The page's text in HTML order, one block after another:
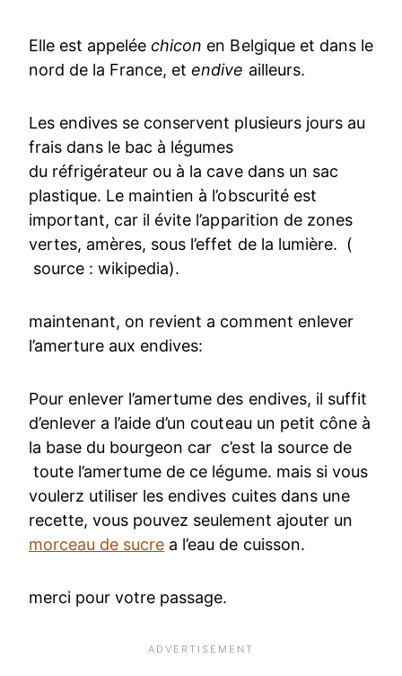
Elle est appeléechicon en Belgique et dans le
nord de la France, etendive ailleurs.
Les endives se conservent plusieurs jours au
frais dans le bac à légumes
du réfrigérateur ou à la cave dans un sac
plastique. Le maintien à l’obscurité est
important, car il évite l’apparition de zones
vertes, amères, sous l’effet de la lumière. (
source : wikipedia).
maintenant, on revient a comment enlever
l’amerture aux endives:
Pour enlever l’amertume des endives, il suffit
d’enlever a l’aide d’un couteau un petit cône à
la base du bourgeon car c’est la source de
toute l’amertume de ce légume. mais si vous
voulerz utiliser les endives cuites dans une
recette, vous pouvez seulement ajouter un
morceau de sucre a l’eau de cuisson.
merci pour votre passage.